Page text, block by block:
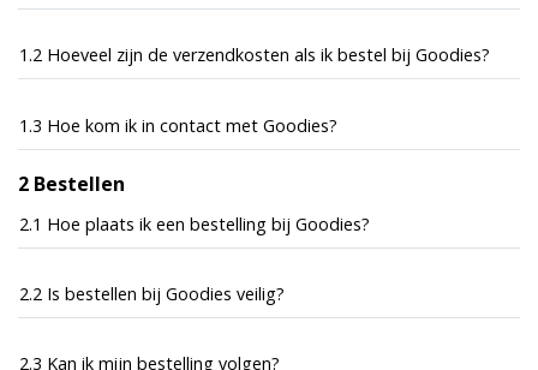
1.2 Hoeveel zijn de verzendkosten als ik bestel bij Goodies?
1.3 Hoe kom ik in contact met Goodies?
2 Bestellen
2.1 Hoe plaats ik een bestelling bij Goodies?
2.2 Is bestellen bij Goodies veilig?
2.3 Kan ik mijn bestelling volgen?